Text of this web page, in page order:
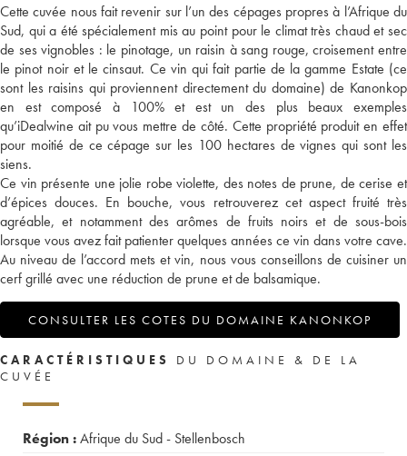
Cette cuvée nous fait revenir sur l’un des cépages propres à l’Afrique du
Sud, qui a été spécialement mis au point pour le climat très chaud et sec
de ses vignobles : le pinotage, un raisin à sang rouge, croisement entre
le pinot noir et le cinsaut. Ce vin qui fait partie de la gamme Estate (ce
sont les raisins qui proviennent directement du domaine) de Kanonkop
en est composé à 100% et est un des plus beaux exemples
qu’iDealwine ait pu vous mettre de côté. Cette propriété produit en effet
pour moitié de ce cépage sur les 100 hectares de vignes qui sont les
siens.
Ce vin présente une jolie robe violette, des notes de prune, de cerise et
d’épices douces. En bouche, vous retrouverez cet aspect fruité très
agréable, et notamment des arômes de fruits noirs et de sous-bois
lorsque vous avez fait patienter quelques années ce vin dans votre cave.
Au niveau de l’accord mets et vin, nous vous conseillons de cuisiner un
cerf grillé avec une réduction de prune et de balsamique.
CONSULTER LES COTES DU DOMAINE KANONKOP
CARACTÉRISTIQUES
DU DOMAINE & DE LA
CUVÉE
Région :Afrique du Sud - Stellenbosch